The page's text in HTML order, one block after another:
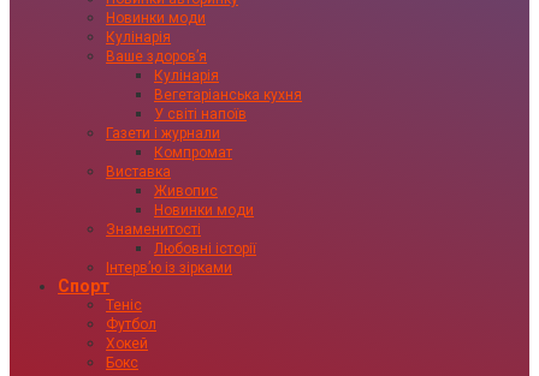
Новинки моди
Кулінарія
Ваше здоровʼя
Кулінарія
Вегетаріанська кухня
У світі напоїв
Газети і журнали
Компромат
Виставка
Живопис
Новинки моди
Знаменитості
Любовні історії
Інтервʼю із зірками
Спорт
Теніс
Футбол
Хокей
Бокс